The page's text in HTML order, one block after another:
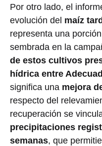
Por otro lado, el
evolución del maíz
representa una
sembrada en la
de estos cultivos
hídrica entre
significa una mejora
respecto del
recuperación se
precipitaciones
semanas, que